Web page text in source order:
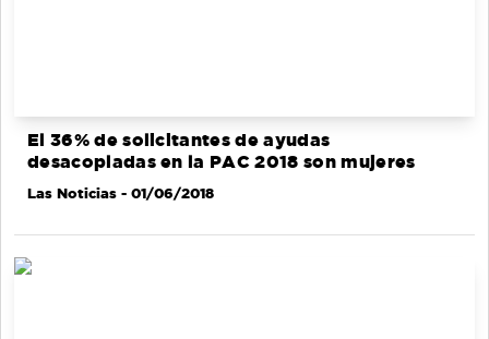
El 36% de solicitantes de ayudas
desacopladas en la PAC 2018 son mujeres
Las Noticias - 01/06/2018